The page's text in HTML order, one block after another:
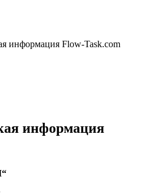
информация Flow-Task.com
информация